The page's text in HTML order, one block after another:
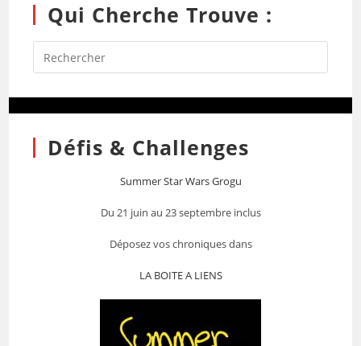
Qui Cherche Trouve :
Défis & Challenges
Summer Star Wars Grogu
Du 21 juin au 23 septembre inclus
Déposez vos chroniques dans
LA BOITE A LIENS